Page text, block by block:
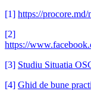
[1] https://
[2]
https://
[3] Studiu Situatia
[4] Ghid de bune